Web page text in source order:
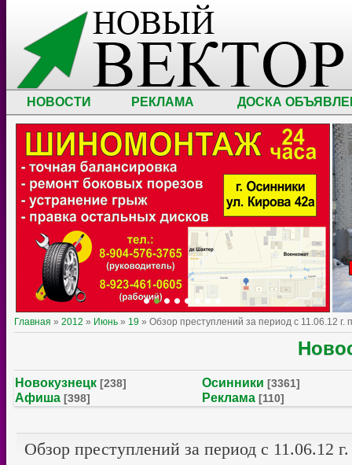
НОВОСТИ РЕКЛАМА ДОСКА
Главная » 2012 » Июнь » 19 » Обзор преступлений за период с 11.06.12 г.
Новокузнецк [238] Осинники [3361]
Афиша [398] Реклама [110]
Обзор преступлений за период с 11.06.12